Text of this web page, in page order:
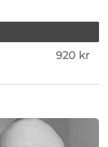
920 kr